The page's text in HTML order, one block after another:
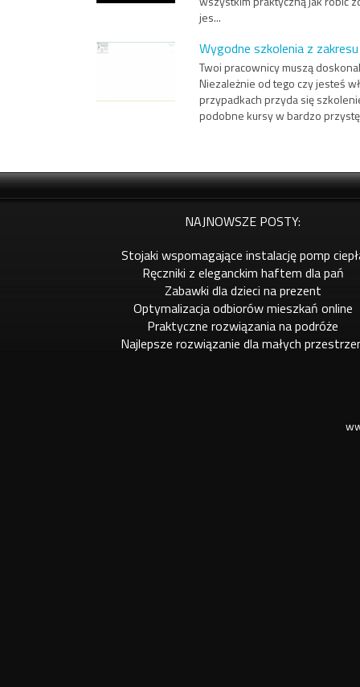
jes...
Wygodne szkolenia z
Twoi pracownicy muszą
Niezależnie od tego czy jesteś
przypadkach przyda się
podobne kursy w bardzo
NAJNOWSZE POSTY:
Stojaki wspomagające instalację pomp
Ręczniki z eleganckim haftem dla pań
Zabawki dla dzieci na prezent
Optymalizacja odbiorów mieszkań online
Praktyczne rozwiązania na podróże
Najlepsze rozwiązanie dla małych